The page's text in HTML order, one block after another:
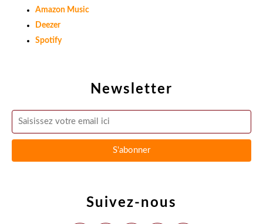
Newsletter
Suivez-nous
Amazon Music
Deezer
Spotify